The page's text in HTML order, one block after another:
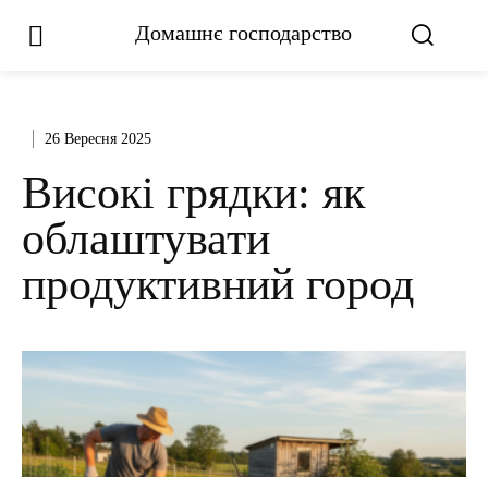
Домашнє господарство
26 Вересня 2025
Високі грядки: як
облаштувати
продуктивний город